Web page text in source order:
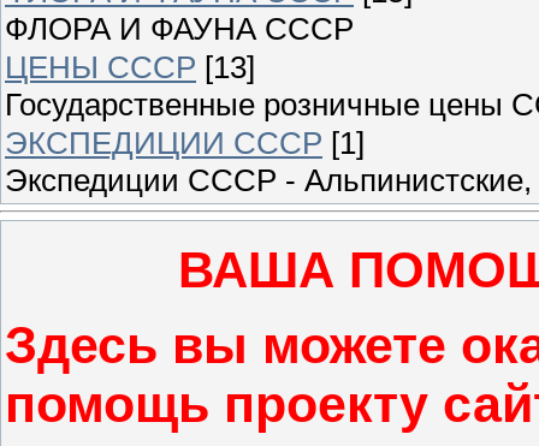
ФЛОРА И ФАУНА СССР
ЦЕНЫ СССР [13]
Государственные розничные цены
ЭКСПЕДИЦИИ СССР [1]
Экспедиции СССР -
ВАША
Здесь вы можете
помощь проекту